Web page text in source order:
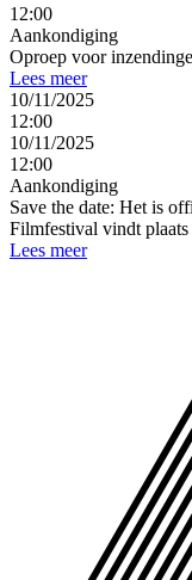
12:00
Aankondiging
Oproep voor
Lees meer
10/11/2025
12:00
10/11/2025
12:00
Aankondiging
Save the date: Het is
Filmfestival vindt
Lees meer